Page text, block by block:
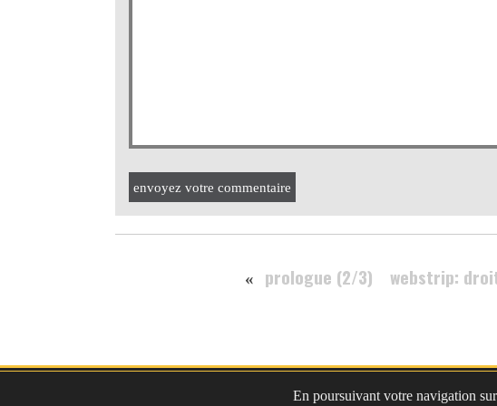
En poursuivant votre navigation
envoyez votre commentaire
« prologue (2/3) webstrip: